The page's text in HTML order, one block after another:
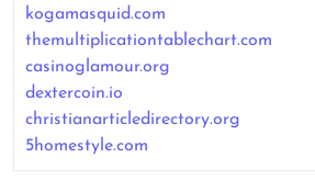
kogamasquid.com
themultiplicationtablechart.com
casinoglamour.org
dextercoin.io
christianarticledirectory.org
5homestyle.com